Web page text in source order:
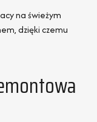
na świeżym
dzięki czemu